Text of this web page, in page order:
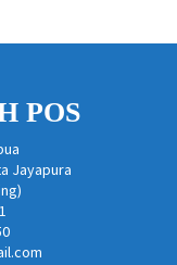
POS
Jayapura